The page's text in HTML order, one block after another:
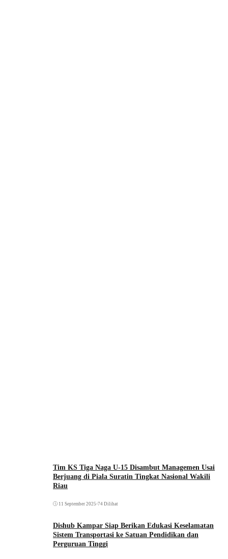
Tim KS Tiga Naga U-15 Disambut Managemen Usai
Berjuang di Piala Suratin Tingkat Nasional Wakili
Riau
11 September 2025 •74 Dilihat
Dishub Kampar Siap Berikan Edukasi Keselamatan
Sistem Transportasi ke Satuan Pendidikan dan
Perguruan Tinggi